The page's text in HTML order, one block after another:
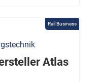
Rail Business
Atlas